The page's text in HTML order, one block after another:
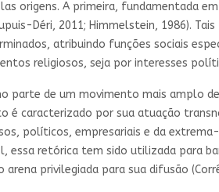
origens. A primeira, fundamentada
Déri, 2011; Himmelstein, 1986).
atribuindo funções sociais
religiosos, seja por interesses
parte de um movimento mais amplo
é caracterizado por sua atuação
políticos, empresariais e da
essa retórica tem sido utilizada para
privilegiada para sua difusão